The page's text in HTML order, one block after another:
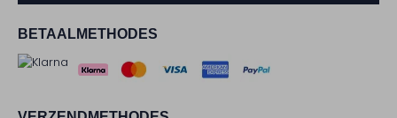
BETAALMETHODES